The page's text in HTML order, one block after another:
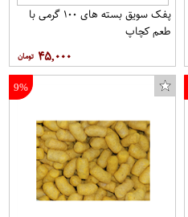
پفک سویق بسته های ۱۰۰ گرمی با
طعم کچاپ
۴۵,۰۰۰
9%